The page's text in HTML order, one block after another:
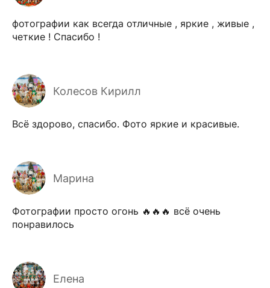
фотографии как всегда отличные , яркие , живые ,
четкие ! Спасибо !
Колесов Кирилл
Всё здорово, спасибо. Фото яркие и красивые.
Марина
Фотографии просто огонь 🔥🔥🔥 всё очень
понравилось
Елена